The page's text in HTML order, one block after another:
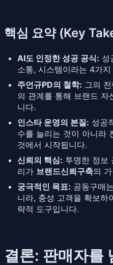
핵심 요약 (Key
AI도 인정한 성공 공식: 성
소통, 시스템이라는 4가
주언규PD의 철학: 그의
의 관계를 통해 브랜드 자
니다.
인스타 운영의 본질: 성공
수를 늘리는 것이 아니라
것에서 시작됩니다.
신뢰의 핵심: 투명한 정보
리가 브랜드신뢰구축의
궁극적인 목표: 공동구매
니라, 충성 고객을 확보하
략적 도구입니다.
결론: 판매자를